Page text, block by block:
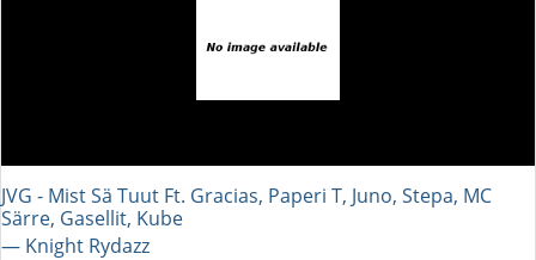
JVG - Mist Sä Tuut Ft. Gracias, Paperi T, Juno, Stepa, MC
Särre, Gasellit, Kube
― Knight Rydazz